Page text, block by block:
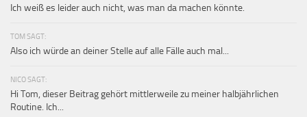
Ich weiß es leider auch nicht, was man da machen könnte.
TOM SAGT:
Also ich würde an deiner Stelle auf alle Fälle auch mal...
NICO SAGT:
Hi Tom, dieser Beitrag gehört mittlerweile zu meiner halbjährlichen
Routine. Ich...